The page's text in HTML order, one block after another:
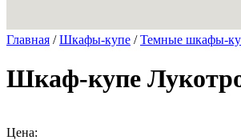
Главная /Шкафы-купе /Темные шкафы-
Шкаф-купе
Цена: